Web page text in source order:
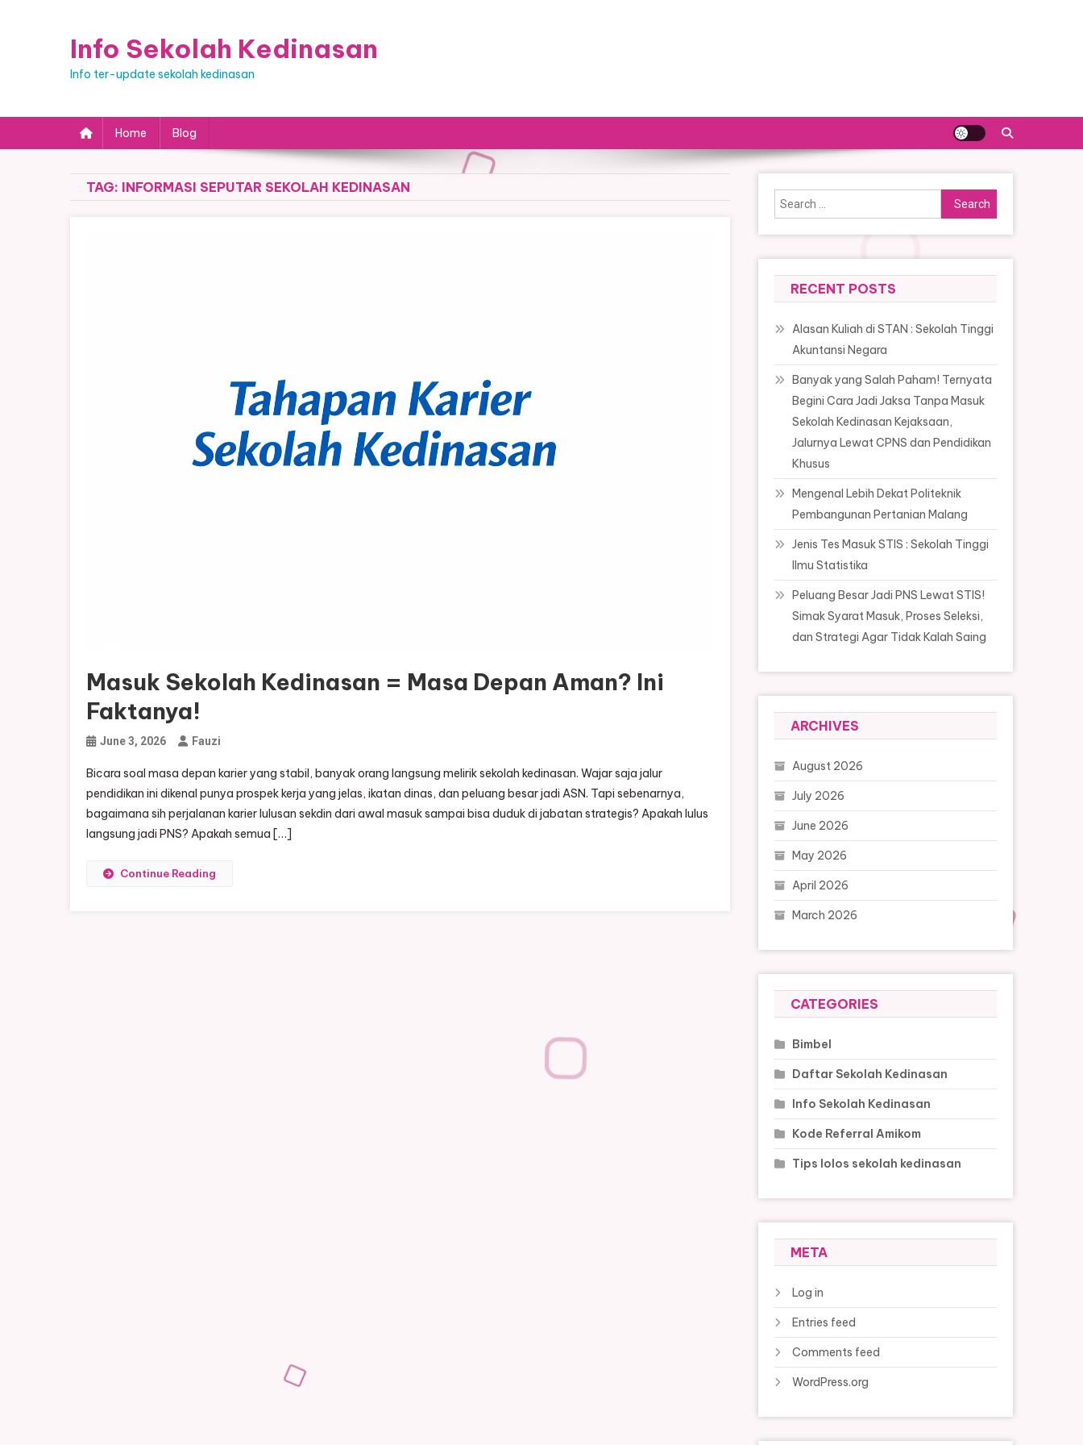
Info Sekolah Kedinasan
Info ter-update sekolah kedinasan
Home Blog
TAG: INFORMASI SEPUTAR SEKOLAH KEDINASAN
Masuk Sekolah Kedinasan = Masa Depan Aman? Ini
Faktanya!
June 3, 2026 Fauzi
Bicara soal masa depan karier yang stabil, banyak orang langsung melirik sekolah kedinasan. Wajar saja jalur
pendidikan ini dikenal punya prospek kerja yang jelas, ikatan dinas, dan peluang besar jadi ASN. Tapi sebenarnya,
bagaimana sih perjalanan karier lulusan sekdin dari awal masuk sampai bisa duduk di jabatan strategis? Apakah lulus
langsung jadi PNS? Apakah semua […]
Continue Reading
Search
for:
RECENT POSTS
Alasan Kuliah di STAN : Sekolah Tinggi
Akuntansi Negara
Banyak yang Salah Paham! Ternyata
Begini Cara Jadi Jaksa Tanpa Masuk
Sekolah Kedinasan Kejaksaan,
Jalurnya Lewat CPNS dan Pendidikan
Khusus
Mengenal Lebih Dekat Politeknik
Pembangunan Pertanian Malang
Jenis Tes Masuk STIS : Sekolah Tinggi
Ilmu Statistika
Peluang Besar Jadi PNS Lewat STIS!
Simak Syarat Masuk, Proses Seleksi,
dan Strategi Agar Tidak Kalah Saing
ARCHIVES
August 2026
July 2026
June 2026
May 2026
April 2026
March 2026
CATEGORIES
Bimbel
Daftar Sekolah Kedinasan
Info Sekolah Kedinasan
Kode Referral Amikom
Tips lolos sekolah kedinasan
META
Log in
Entries feed
Comments feed
WordPress.org